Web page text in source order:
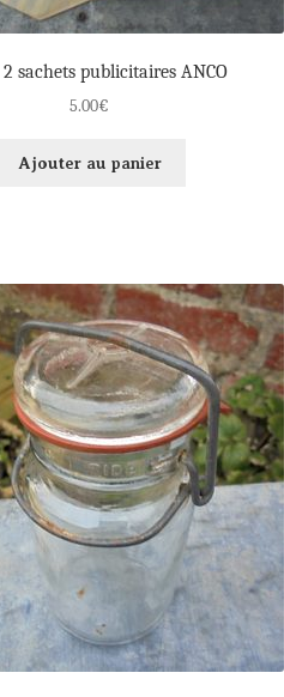
sachets publicitaires ANCO
5.00€
Ajouter au panier